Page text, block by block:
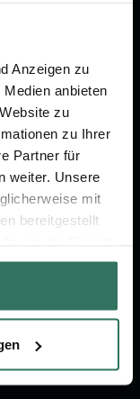
Anzeigen zu
anbieten
zu
zu Ihrer
Partner für
weiter. Unsere
mit
bereitgestellt
registrieren